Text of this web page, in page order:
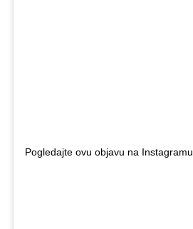
Pogledajte ovu objavu na Instagramu.